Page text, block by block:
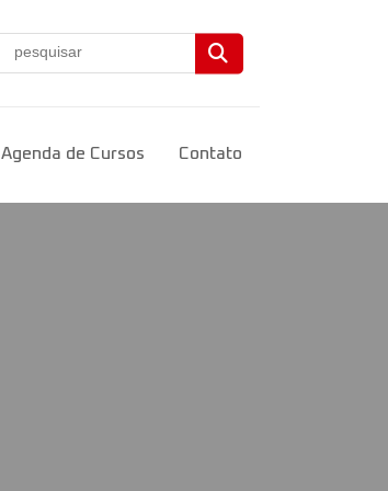
Agenda de Cursos Contato